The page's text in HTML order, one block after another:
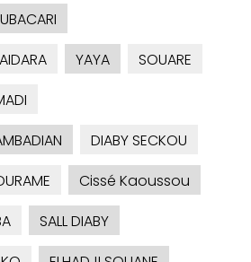
YAYA
SOUARE
DIABY SECKOU
Cissé Kaoussou
SALL DIABY